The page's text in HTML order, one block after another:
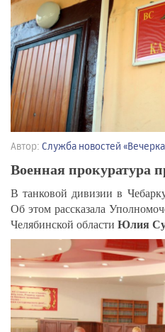
Автор: Служба новостей
Военная прокуратура
В танковой дивизии в
Об этом рассказала
Челябинской области Юлия